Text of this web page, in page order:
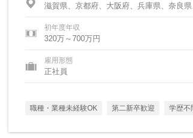
滋賀県、京都府、大阪府、兵庫県、奈良
初年度年収
320万～700万円
雇用形態
正社員
職種・業種未経験OK 第二新卒歓迎 学歴不